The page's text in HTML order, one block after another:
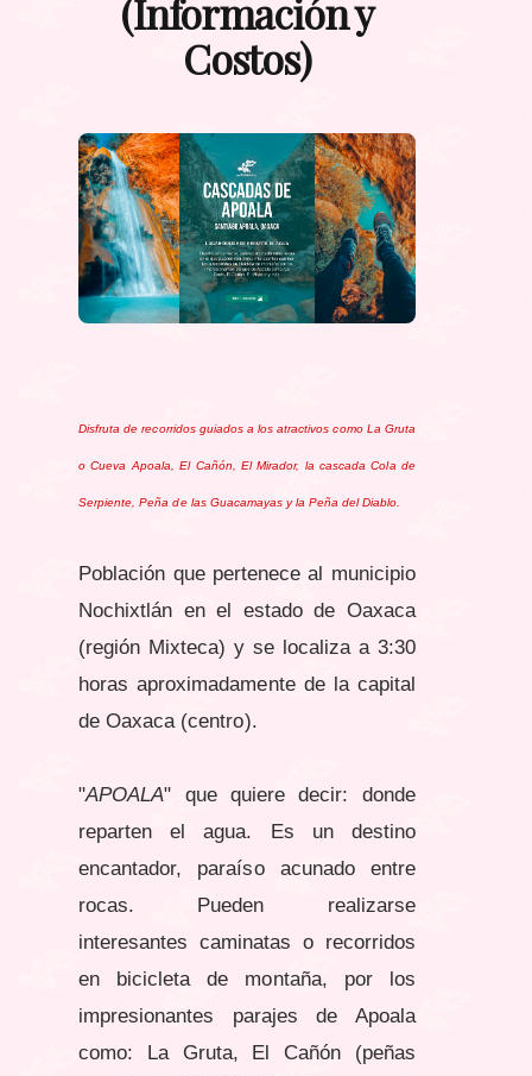
(Información y
Costos)
Disfruta de recorridos guiados a los atractivos como La Gruta
o Cueva Apoala, El Cañón, El Mirador, la cascada Cola de
Serpiente, Peña de las Guacamayas y la Peña del Diablo.
Población que pertenece al municipio
Nochixtlán en el estado de Oaxaca
(región Mixteca) y se localiza a 3:30
horas aproximadamente de la capital
de Oaxaca (centro).
"APOALA" que quiere decir: donde
reparten el agua. Es un destino
encantador, paraíso acunado entre
rocas. Pueden realizarse
interesantes caminatas o recorridos
en bicicleta de montaña, por los
impresionantes parajes de Apoala
como: La Gruta, El Cañón (peñas